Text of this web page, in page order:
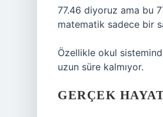
77.46 diyoruz ama bu
matematik sadece bir
Özellikle okul
uzun süre kalmıyor.
GERÇEK